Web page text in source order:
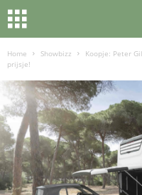
Home Showbizz
Koopje: Peter
prijsje!